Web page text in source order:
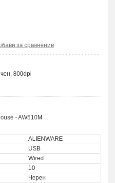
за сравнение
800dpi
- AW510M
ALIENWARE
USB
Wired
10
Черен